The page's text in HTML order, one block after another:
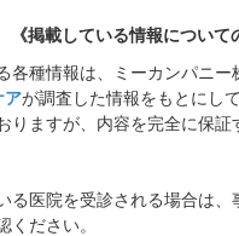
《掲載している情報について
各種情報は、ミーカンパニー
アが調査した情報をもとにし
りますが、内容を完全に保証
る医院を受診される場合は、
ください。